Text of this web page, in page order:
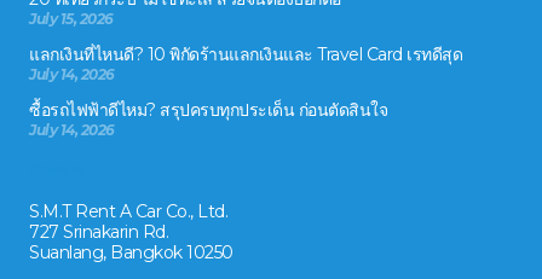
July 15, 2026
แลกเงินที่ไหนดี? 10 พิกัดร้านแลกเงินและ Travel Card เรทดีสุด
July 14, 2026
ซื้อรถไฟฟ้าดีไหม? สรุปครบทุกประเด็น ก่อนตัดสินใจ
July 14, 2026
S.M.T Rent A Car Co., Ltd.
727 Srinakarin Rd.
Suanlang, Bangkok 10250